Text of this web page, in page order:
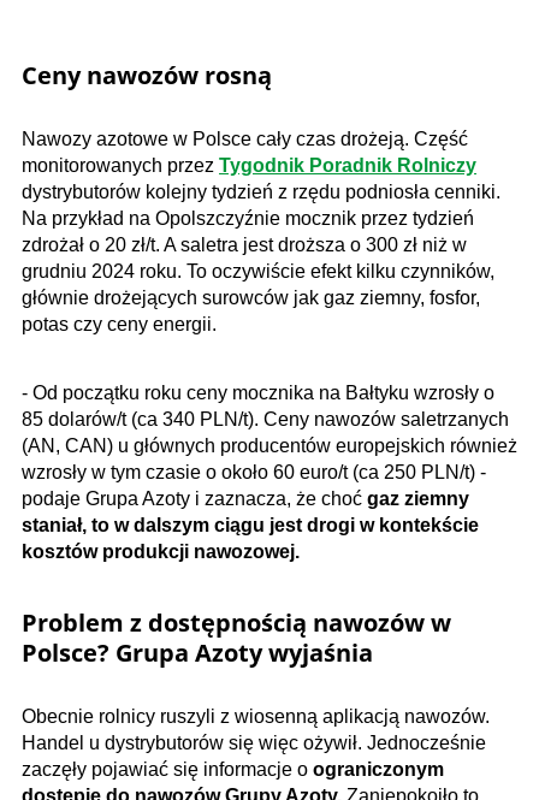
Ceny nawozów rosną
Nawozy azotowe w Polsce cały czas drożeją. Część
monitorowanych przez Tygodnik Poradnik Rolniczy
dystrybutorów kolejny tydzień z rzędu podniosła cenniki.
Na przykład na Opolszczyźnie mocznik przez tydzień
zdrożał o 20 zł/t. A saletra jest droższa o 300 zł niż w
grudniu 2024 roku. To oczywiście efekt kilku czynników,
głównie drożejących surowców jak gaz ziemny, fosfor,
potas czy ceny energii.
- Od początku roku ceny mocznika na Bałtyku wzrosły o
85 dolarów/t (ca 340 PLN/t). Ceny nawozów saletrzanych
(AN, CAN) u głównych producentów europejskich również
wzrosły w tym czasie o około 60 euro/t (ca 250 PLN/t) -
podaje Grupa Azoty i zaznacza, że choć gaz ziemny
staniał, to w dalszym ciągu jest drogi w kontekście
kosztów produkcji nawozowej.
Problem z dostępnością nawozów w
Polsce? Grupa Azoty wyjaśnia
Obecnie rolnicy ruszyli z wiosenną aplikacją nawozów.
Handel u dystrybutorów się więc ożywił. Jednocześnie
zaczęły pojawiać się informacje o ograniczonym
dostępie do nawozów Grupy Azoty. Zaniepokoiło to